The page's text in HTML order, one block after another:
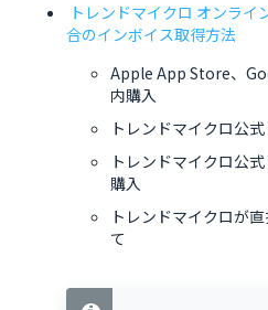
トレンドマイクロ オンラ
合のインボイス取得方法
Apple App Store、
内購入
トレンドマイクロ公
トレンドマイクロ公
購入
トレンドマイクロが
て